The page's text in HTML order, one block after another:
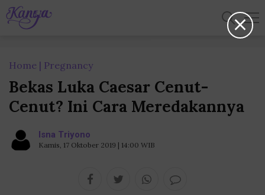
Home Pregnancy
Bekas Luka Caesar Cenut-
Cenut? Ini Cara Meredakannya
Isna Triyono
Kamis, 17 Oktober 2019 | 14:00 WIB